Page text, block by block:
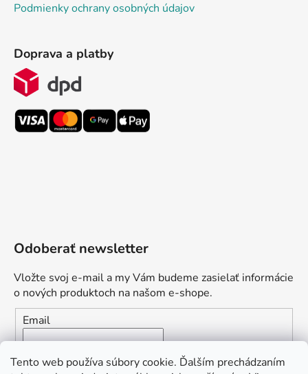
Tento web používa súbory cookie. Ďalším prechádzaním
Podmienky ochrany osobných údajov
Doprava a platby
Odoberať newsletter
Vložte svoj e-mail a my Vám budeme zasielať informácie
o nových produktoch na našom e-shope.
Email
Vložením e-mailu súhlasíte s
podmienkami ochrany
osobných údajov